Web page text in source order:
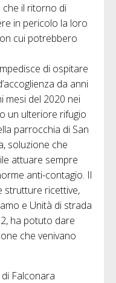
che il ritorno di
in pericolo la loro
cui potrebbero
di ospitare
da anni
mesi del 2020 nei
un ulteriore rifugio
parrocchia di San
soluzione che
attuare sempre
anti-contagio. Il
strutture ricettive,
e Unità di strada
ha potuto dare
che venivano
Falconara